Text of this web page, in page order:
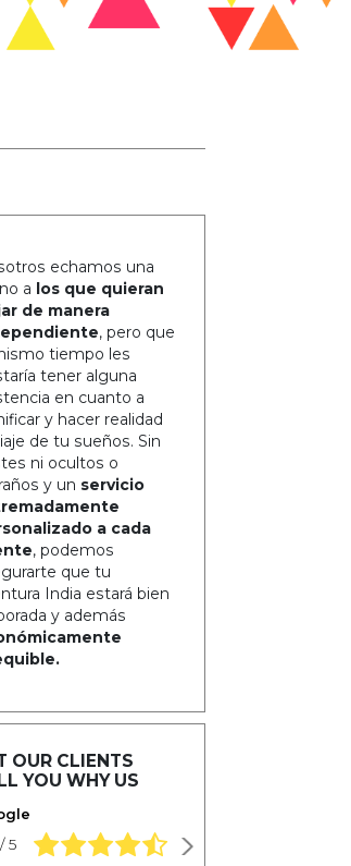
echamos una
a los que quieran
de manera
, pero que
tiempo les
tener alguna
en cuanto a
y hacer realidad
de tu sueños. Sin
ni ocultos o
y un servicio
a cada
, podemos
que tu
India estará bien
y además
OUR CLIENTS
YOU WHY US
5 4,9 rating based on 1.234 ratings